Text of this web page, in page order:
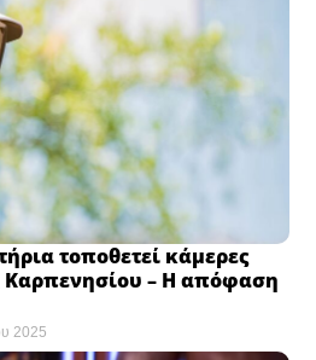
τοποθετεί κάμερες
– Η απόφαση
2025